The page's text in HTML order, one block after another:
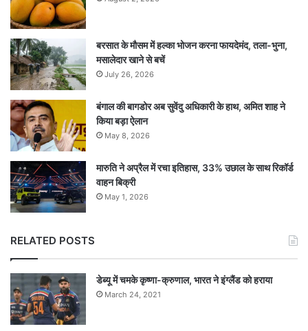
बरसात के मौसम में हल्का भोजन करना फायदेमंद, तला-भुना,
मसालेदार खाने से बचें
July 26, 2026
बंगाल की बागडोर अब सुवेंदु अधिकारी के हाथ, अमित शाह ने
किया बड़ा ऐलान
May 8, 2026
मारुति ने अप्रैल में रचा इतिहास, 33% उछाल के साथ रिकॉर्ड
वाहन बिक्री
May 1, 2026
RELATED POSTS
डेब्यू में चमके कृष्णा-क्रुणाल, भारत ने इंग्लैंड को हराया
March 24, 2021